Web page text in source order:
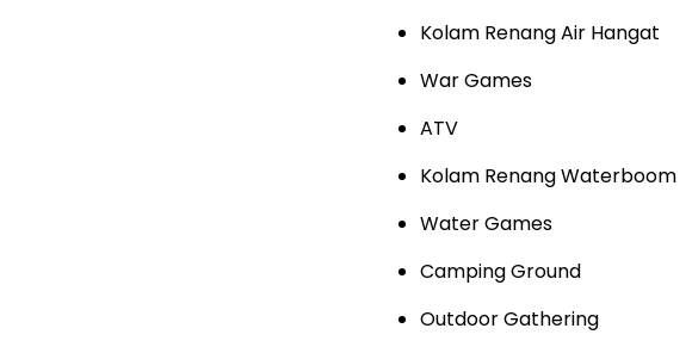
Kolam Renang Air Hangat
War Games
ATV
Kolam Renang Waterboom
Water Games
Camping Ground
Outdoor Gathering